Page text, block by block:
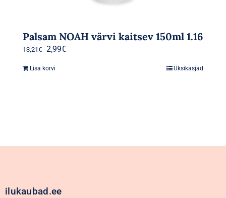
Palsam NOAH värvi kaitsev 150ml 1.16
13,21€ Algne
2,99€Praegune
Lisa korvi Üksikasjad
ilukaubad.ee